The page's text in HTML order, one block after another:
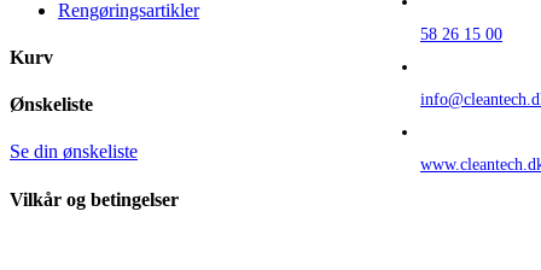
Rengøringsartikler
Kurv
Ønskeliste
Se din ønskeliste
Vilkår og betingelser
58 26 15 00